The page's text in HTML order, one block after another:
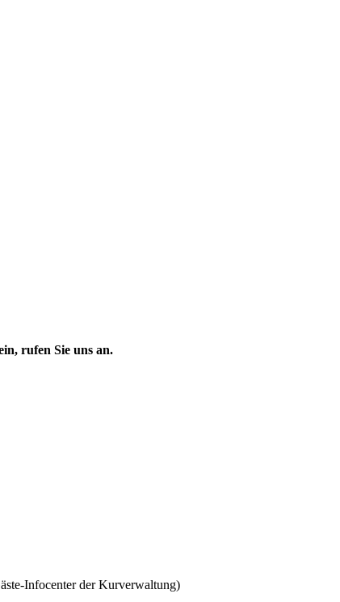
rufen Sie uns an.
Infocenter der Kurverwaltung)